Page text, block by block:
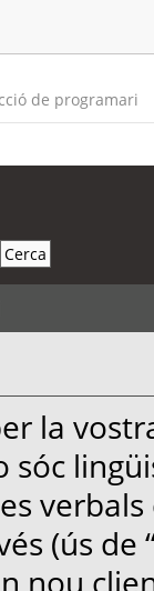
de programari
la
sóc
(ús de